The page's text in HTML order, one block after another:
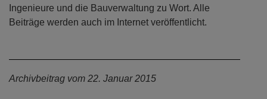
Ingenieure und die Bauverwaltung zu Wort. Alle
Beiträge werden auch im Internet veröffentlicht.
Archivbeitrag vom 22. Januar 2015